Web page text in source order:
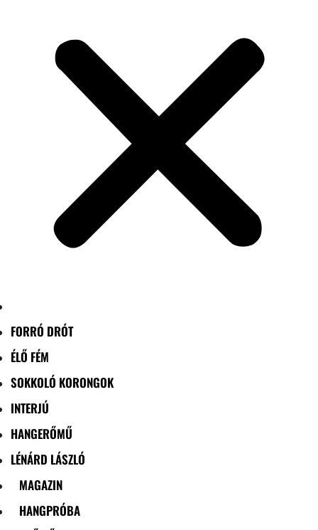
FORRÓ DRÓT
ÉLŐ FÉM
SOKKOLÓ KORONGOK
INTERJÚ
HANGERŐMŰ
LÉNÁRD LÁSZLÓ
MAGAZIN
HANGPRÓBA